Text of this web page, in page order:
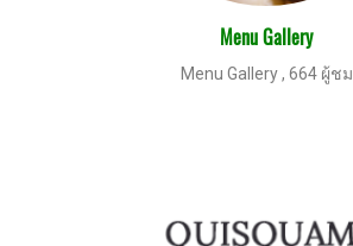
Menu Gallery
Menu Gallery, 664 ผู้ชม